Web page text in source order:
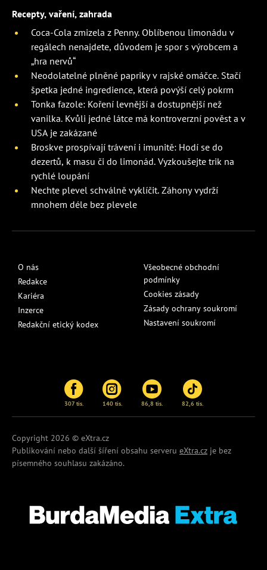
Recepty, vaření, zahrada
Coca-Cola zmizela z Penny. Oblíbenou limonádu v
regálech nenajdete, důvodem je spor s výrobcem a
„hra nervů“
Neodolatelné plněné papriky v rajské omáčce. Stačí
špetka jedné ingredience, která povýší celý pokrm
Tonka fazole: Koření levnější a dostupnější než
vanilka. Kvůli jedné látce má kontroverzní pověst a v
USA je zakázané
Broskve prospívají trávení i imunitě: Hodí se do
dezertů, k masu či do limonád. Vyzkoušejte trik na
rychlé loupání
Nechte plevel schválně vyklíčit. Záhony vydrží
mnohem déle bez plevele
O nás
Redakce
Kariéra
Inzerce
Redakční etický kodex
Všeobecné obchodní
podmínky
Cookies zásady
Zásady ochrany soukromí
Nastavení soukromí
307 tis. 140 tis. 86,8 tis. 82,6 tis.
Copyright 2026 © eXtra.cz
Publikování nebo další šíření obsahu serveru eXtra.cz je bez
písemného souhlasu zakázáno.